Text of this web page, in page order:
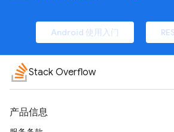
Android 使用入门
Stack Overflow
产品信息